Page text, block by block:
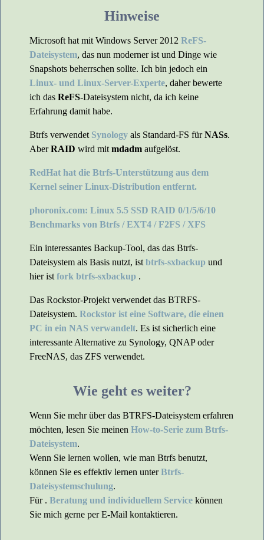
Hinweise
Microsoft hat mit Windows Server 2012 ReFS-
Dateisystem, das nun moderner ist und Dinge wie
Snapshots beherrschen sollte. Ich bin jedoch ein
Linux- und Linux-Server-Experte, daher bewerte
ich das ReFS-Dateisystem nicht, da ich keine
Erfahrung damit habe.
Btrfs verwendet Synology als Standard-FS fürNASs.
AberRAID wird mit mdadm aufgelöst.
RedHat hat die Btrfs-Unterstützung aus dem
Kernel seiner Linux-Distribution entfernt.
phoronix.com: Linux 5.5 SSD RAID 0/1/5/6/10
Benchmarks von Btrfs / EXT4 / F2FS / XFS
Ein interessantes Backup-Tool, das das Btrfs-
Dateisystem als Basis nutzt, ist btrfs-sxbackup und
hier ist fork btrfs-sxbackup .
Das Rockstor-Projekt verwendet das BTRFS-
Dateisystem. Rockstor ist eine Software, die einen
PC in ein NAS verwandelt. Es ist sicherlich eine
interessante Alternative zu Synology, QNAP oder
FreeNAS, das ZFS verwendet.
Wie geht es weiter?
Wenn Sie mehr über das BTRFS-Dateisystem erfahren
möchten, lesen Sie meinen How-to-Serie zum Btrfs-
Dateisystem.
Wenn Sie lernen wollen, wie man Btrfs benutzt,
können Sie es effektiv lernen unterBtrfs-
Dateisystemschulung.
Für . Beratung und individuellem Service können
Sie mich gerne per E-Mail kontaktieren.